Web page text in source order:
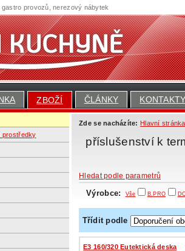
ZBOŽÍ ČLÁNKY
prostředky
Zde se nacházíte: Hlavní stránka
příslušenství k
Hledat podle parametrů
Výrobce: Vše B.PRO
Třídit podle
E3 160/320 Eutektická deska
provozů, nerezový nábytek